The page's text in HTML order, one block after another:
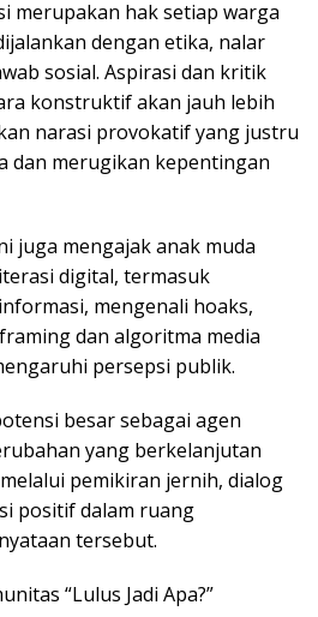
merupakan hak setiap warga
dengan etika, nalar
sosial. Aspirasi dan kritik
konstruktif akan jauh lebih
narasi provokatif yang justru
dan merugikan kepentingan
juga mengajak anak muda
digital, termasuk
mengenali hoaks,
dan algoritma media
persepsi publik.
besar sebagai agen
yang berkelanjutan
pemikiran jernih, dialog
positif dalam ruang
tersebut.
“Lulus Jadi Apa?”